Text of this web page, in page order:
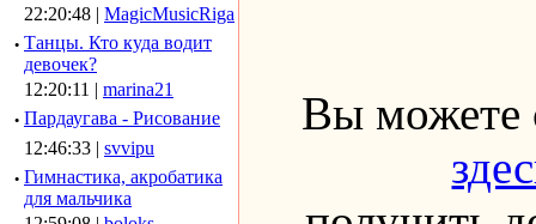
22:20:48 | MagicMusicRiga
· Танцы. Кто куда водит
девочек?
12:20:11 | marina21
· Пардаугава - Рисование
12:46:33 | svvipu
· Гимнастика, акробатика
для мальчика
Вы можете